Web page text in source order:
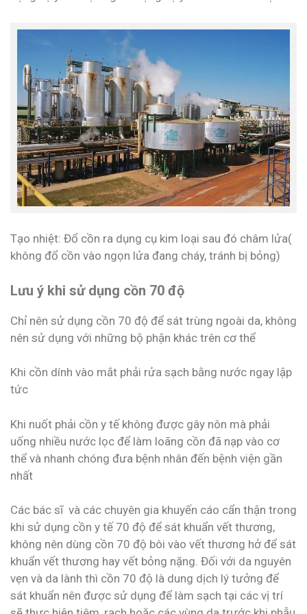
Tạo nhiệt: Đổ cồn ra dụng cụ kim loại sau đó châm lửa(
không đổ cồn vào ngọn lửa đang cháy, tránh bị bỏng)
Lưu ý khi sử dụng cồn 70 độ
Chỉ nên sử dụng cồn 70 độ để sát trùng ngoài da, không
nên sử dụng với những bộ phận khác trên cơ thể
Khi cồn dính vào mắt phải rửa sạch bằng nước ngay lập
tức
Khi nuốt phải cồn y tế không được gây nôn mà phải
uống nhiều nước lọc để làm loãng cồn đã nạp vào cơ
thể và nhanh chóng đưa bệnh nhân đến bệnh viện gần
nhất
Các bác sĩ và các chuyên gia khuyến cáo cẩn thận trong
khi sử dụng cồn y tế 70 độ để sát khuẩn vết thương,
không nên dùng cồn 70 độ bôi vào vết thương hở để sát
khuẩn vết thương hay vết bỏng nặng. Đối với da nguyên
vẹn và da lành thì cồn 70 độ là dung dịch lý tưởng để
sát khuẩn nên được sử dụng để làm sạch tại các vị trí